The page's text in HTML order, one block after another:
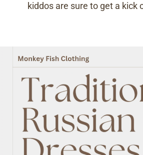
kiddos are sure to get a kick